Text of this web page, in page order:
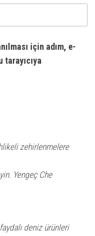
için adım, e-
zehirlenmelere
Yengeç Che
deniz ürünleri